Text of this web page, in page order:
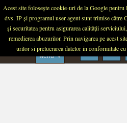
PLANETA
Menu
Acest site folosește cookie-uri de la Google
dvs. IP și programul user agent sunt trimise
și securitatea pentru asigurarea calității
remedierea abuzurilor. Prin navigarea pe acest
urilor si prelucrarea datelor in conformitate